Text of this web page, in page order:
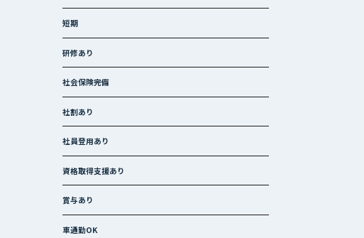
短期
研修あり
社会保険完備
社割あり
社員登用あり
資格取得支援あり
賞与あり
車通勤OK